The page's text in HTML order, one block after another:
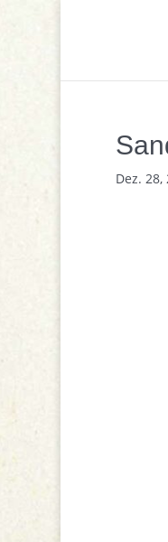
Dez. 28,